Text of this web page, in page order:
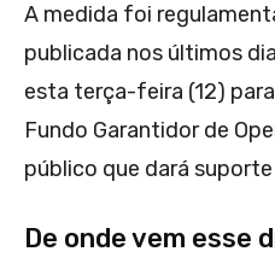
A medida foi
publicada nos últimos
esta terça-feira (12)
Fundo Garantidor de
público que dará
De onde vem esse